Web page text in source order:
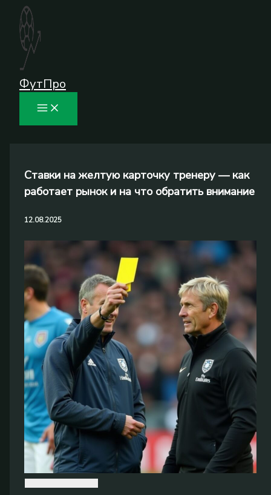
Перейти
содержимому
ФутПро
Ставки на желтую карточку тренеру — как
работает рынок и на что обратить внимание
12.08.2025